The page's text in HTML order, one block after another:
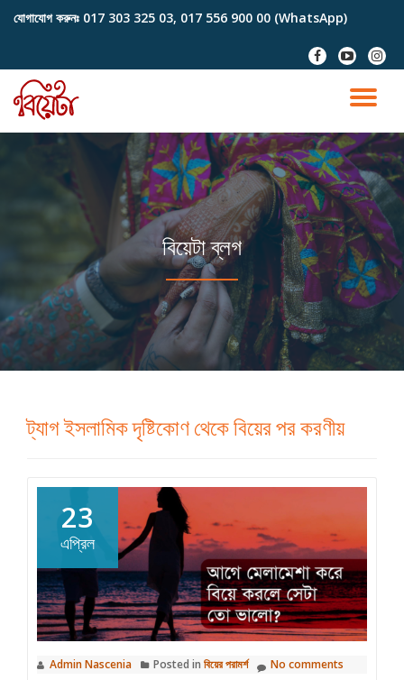
content
যোগাযোগ করুনঃ 017 303 325 03, 017 556 900 00 (WhatsApp)
fa-
facebook
fa-
youtube-
play
fa-
বিয়েটা ব্লগ
ট্যাগইসলামিক দৃষ্টিকোণ থেকে বিয়ের পর করণীয়
23
এপ্রিল
Admin Nascenia Posted in বিয়ের পরামর্শ No comments